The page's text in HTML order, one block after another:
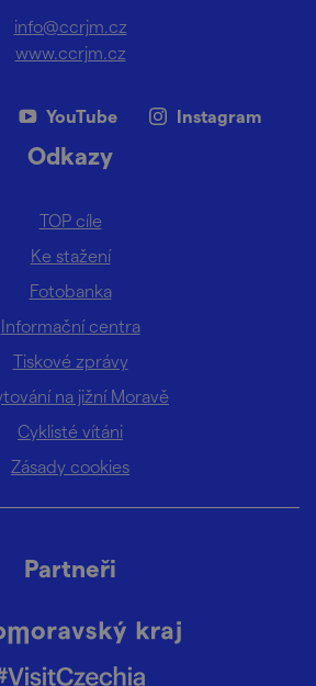
info@ccrjm.cz
www.ccrjm.cz
YouTube Instagram
Odkazy
TOP cíle
Ke stažení
Fotobanka
Informační centra
Tiskové zprávy
na jižní Moravě
Cyklisté vítáni
Zásady cookies
Partneři